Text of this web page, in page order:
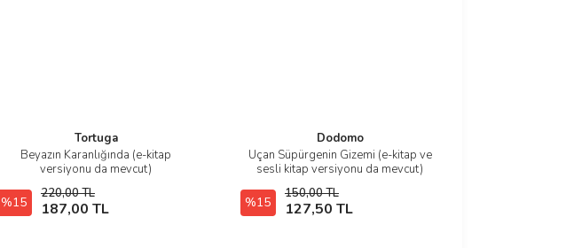
Tortuga
Beyazın Karanlığında (e-kitap
versiyonu da mevcut)
%15
220,00 TL
187,00 TL
İncele
E-Kitap SATIN AL
Dodomo
Uçan Süpürgenin Gizemi (e-kitap ve
sesli kitap versiyonu da mevcut)
%15
150,00 TL
127,50 TL
İncele
E-Kitap SATIN AL